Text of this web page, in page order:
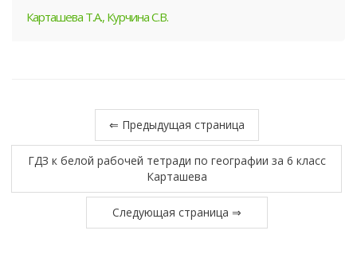
Карташева Т.А., Курчина С.В.
⇐ Предыдущая страница
ГДЗ к белой рабочей тетради по географии за 6 класс
Карташева
Следующая страница ⇒